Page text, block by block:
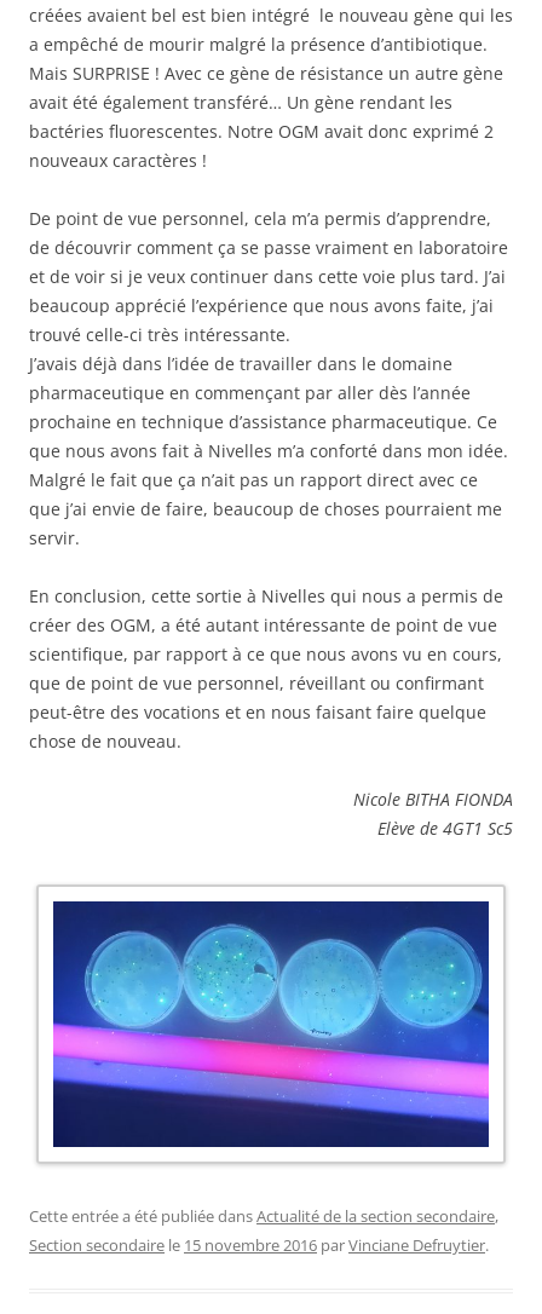
créées avaient bel est bien intégré le nouveau gène qui les
a empêché de mourir malgré la présence d’antibiotique.
Mais SURPRISE ! Avec ce gène de résistance un autre gène
avait été également transféré… Un gène rendant les
bactéries fluorescentes. Notre OGM avait donc exprimé 2
nouveaux caractères !
De point de vue personnel, cela m’a permis d’apprendre,
de découvrir comment ça se passe vraiment en laboratoire
et de voir si je veux continuer dans cette voie plus tard. J’ai
beaucoup apprécié l’expérience que nous avons faite, j’ai
trouvé celle-ci très intéressante.
J’avais déjà dans l’idée de travailler dans le domaine
pharmaceutique en commençant par aller dès l’année
prochaine en technique d’assistance pharmaceutique. Ce
que nous avons fait à Nivelles m’a conforté dans mon idée.
Malgré le fait que ça n’ait pas un rapport direct avec ce
que j’ai envie de faire, beaucoup de choses pourraient me
servir.
En conclusion, cette sortie à Nivelles qui nous a permis de
créer des OGM, a été autant intéressante de point de vue
scientifique, par rapport à ce que nous avons vu en cours,
que de point de vue personnel, réveillant ou confirmant
peut-être des vocations et en nous faisant faire quelque
chose de nouveau.
Nicole BITHA FIONDA
Elève de 4GT1 Sc5
Cette entrée a été publiée dansActualité de la section secondaire,
Section secondaire le 15 novembre 2016 parVinciane Defruytier.